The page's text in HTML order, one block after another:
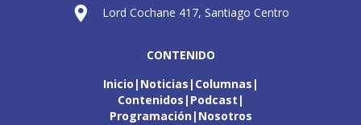
Lord Cochane 417, Santiago Centro
CONTENIDO
Inicio Noticias Columnas
Contenidos Podcast
Programación Nosotros